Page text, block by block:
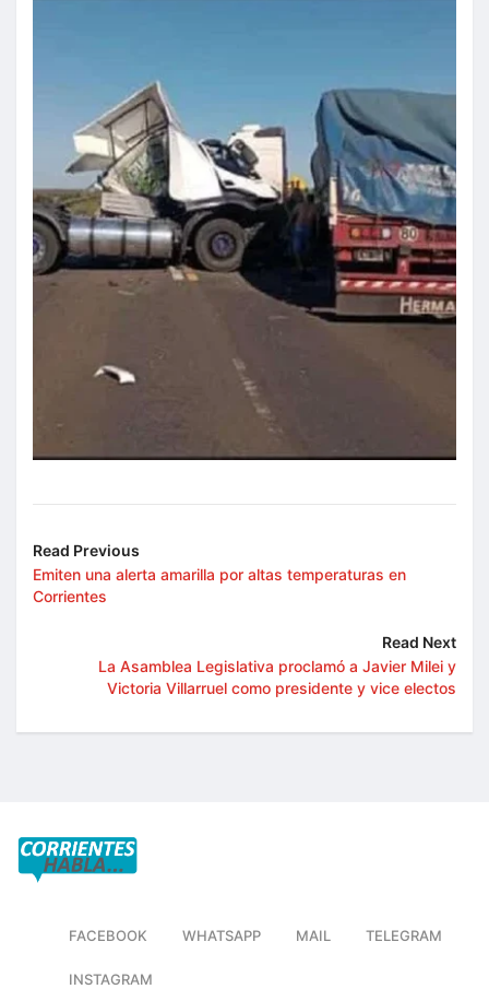
Read Previous
Emiten una alerta amarilla por altas temperaturas en
Corrientes
Read Next
La Asamblea Legislativa proclamó a Javier Milei y
Victoria Villarruel como presidente y vice electos
FACEBOOK WHATSAPP MAIL TELEGRAM
INSTAGRAM